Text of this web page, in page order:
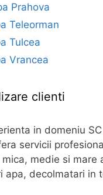
Prahova
Teleorman
Tulcea
Vrancea
clienti
in domeniu
servicii
medie si mare
apa, decolmatari in